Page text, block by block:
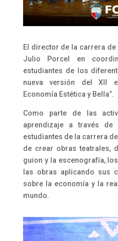
El director de la carrera de
Julio Porcel en
estudiantes de los
nueva versión del XII
Economía Estética y Bella”.
Como parte de las
aprendizaje a través
estudiantes de la carrera
de crear obras teatrales,
guion y la escenografía,
las obras aplicando sus
sobre la economía y la
mundo.